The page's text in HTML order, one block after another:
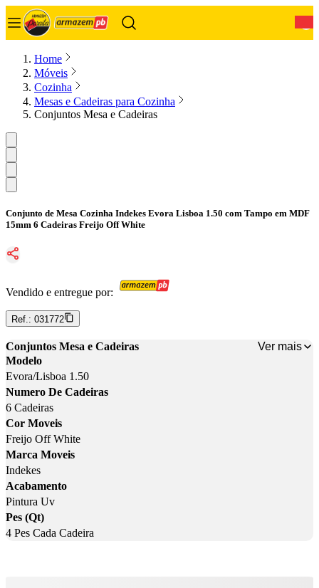
Home
Móveis
Cozinha
Mesas e Cadeiras para Cozinha
Conjuntos Mesa e Cadeiras
Conjunto de Mesa Cozinha Indekes Evora Lisboa 1.50 com Tampo em MDF
15mm 6 Cadeiras Freijo Off White
Vendido e entregue por:
Ref.: 031772
Conjuntos Mesa e Cadeiras
Ver mais
Modelo
Evora/Lisboa 1.50
Numero De Cadeiras
6 Cadeiras
Cor Moveis
Freijo Off White
Marca Moveis
Indekes
Acabamento
Pintura Uv
Pes (Qt)
4 Pes Cada Cadeira